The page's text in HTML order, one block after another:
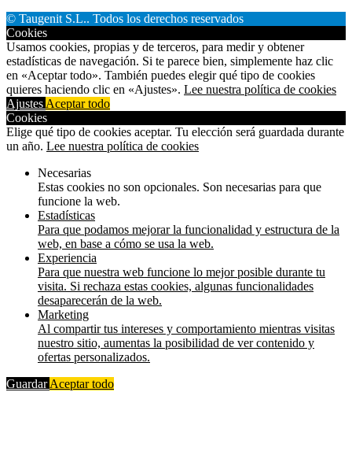
© Taugenit S.L.. Todos los derechos reservados
Cookies
Usamos cookies, propias y de terceros, para medir y obtener
estadísticas de navegación. Si te parece bien, simplemente haz clic
en «Aceptar todo». También puedes elegir qué tipo de cookies
quieres haciendo clic en «Ajustes». Lee nuestra política de cookies
Ajustes Aceptar todo
Cookies
Elige qué tipo de cookies aceptar. Tu elección será guardada durante
un año. Lee nuestra política de cookies
Necesarias
Estas cookies no son opcionales. Son necesarias para que
funcione la web.
Estadísticas
Para que podamos mejorar la funcionalidad y estructura de la
web, en base a cómo se usa la web.
Experiencia
Para que nuestra web funcione lo mejor posible durante tu
visita. Si rechaza estas cookies, algunas funcionalidades
desaparecerán de la web.
Marketing
Al compartir tus intereses y comportamiento mientras visitas
nuestro sitio, aumentas la posibilidad de ver contenido y
ofertas personalizados.
GuardarAceptar todo